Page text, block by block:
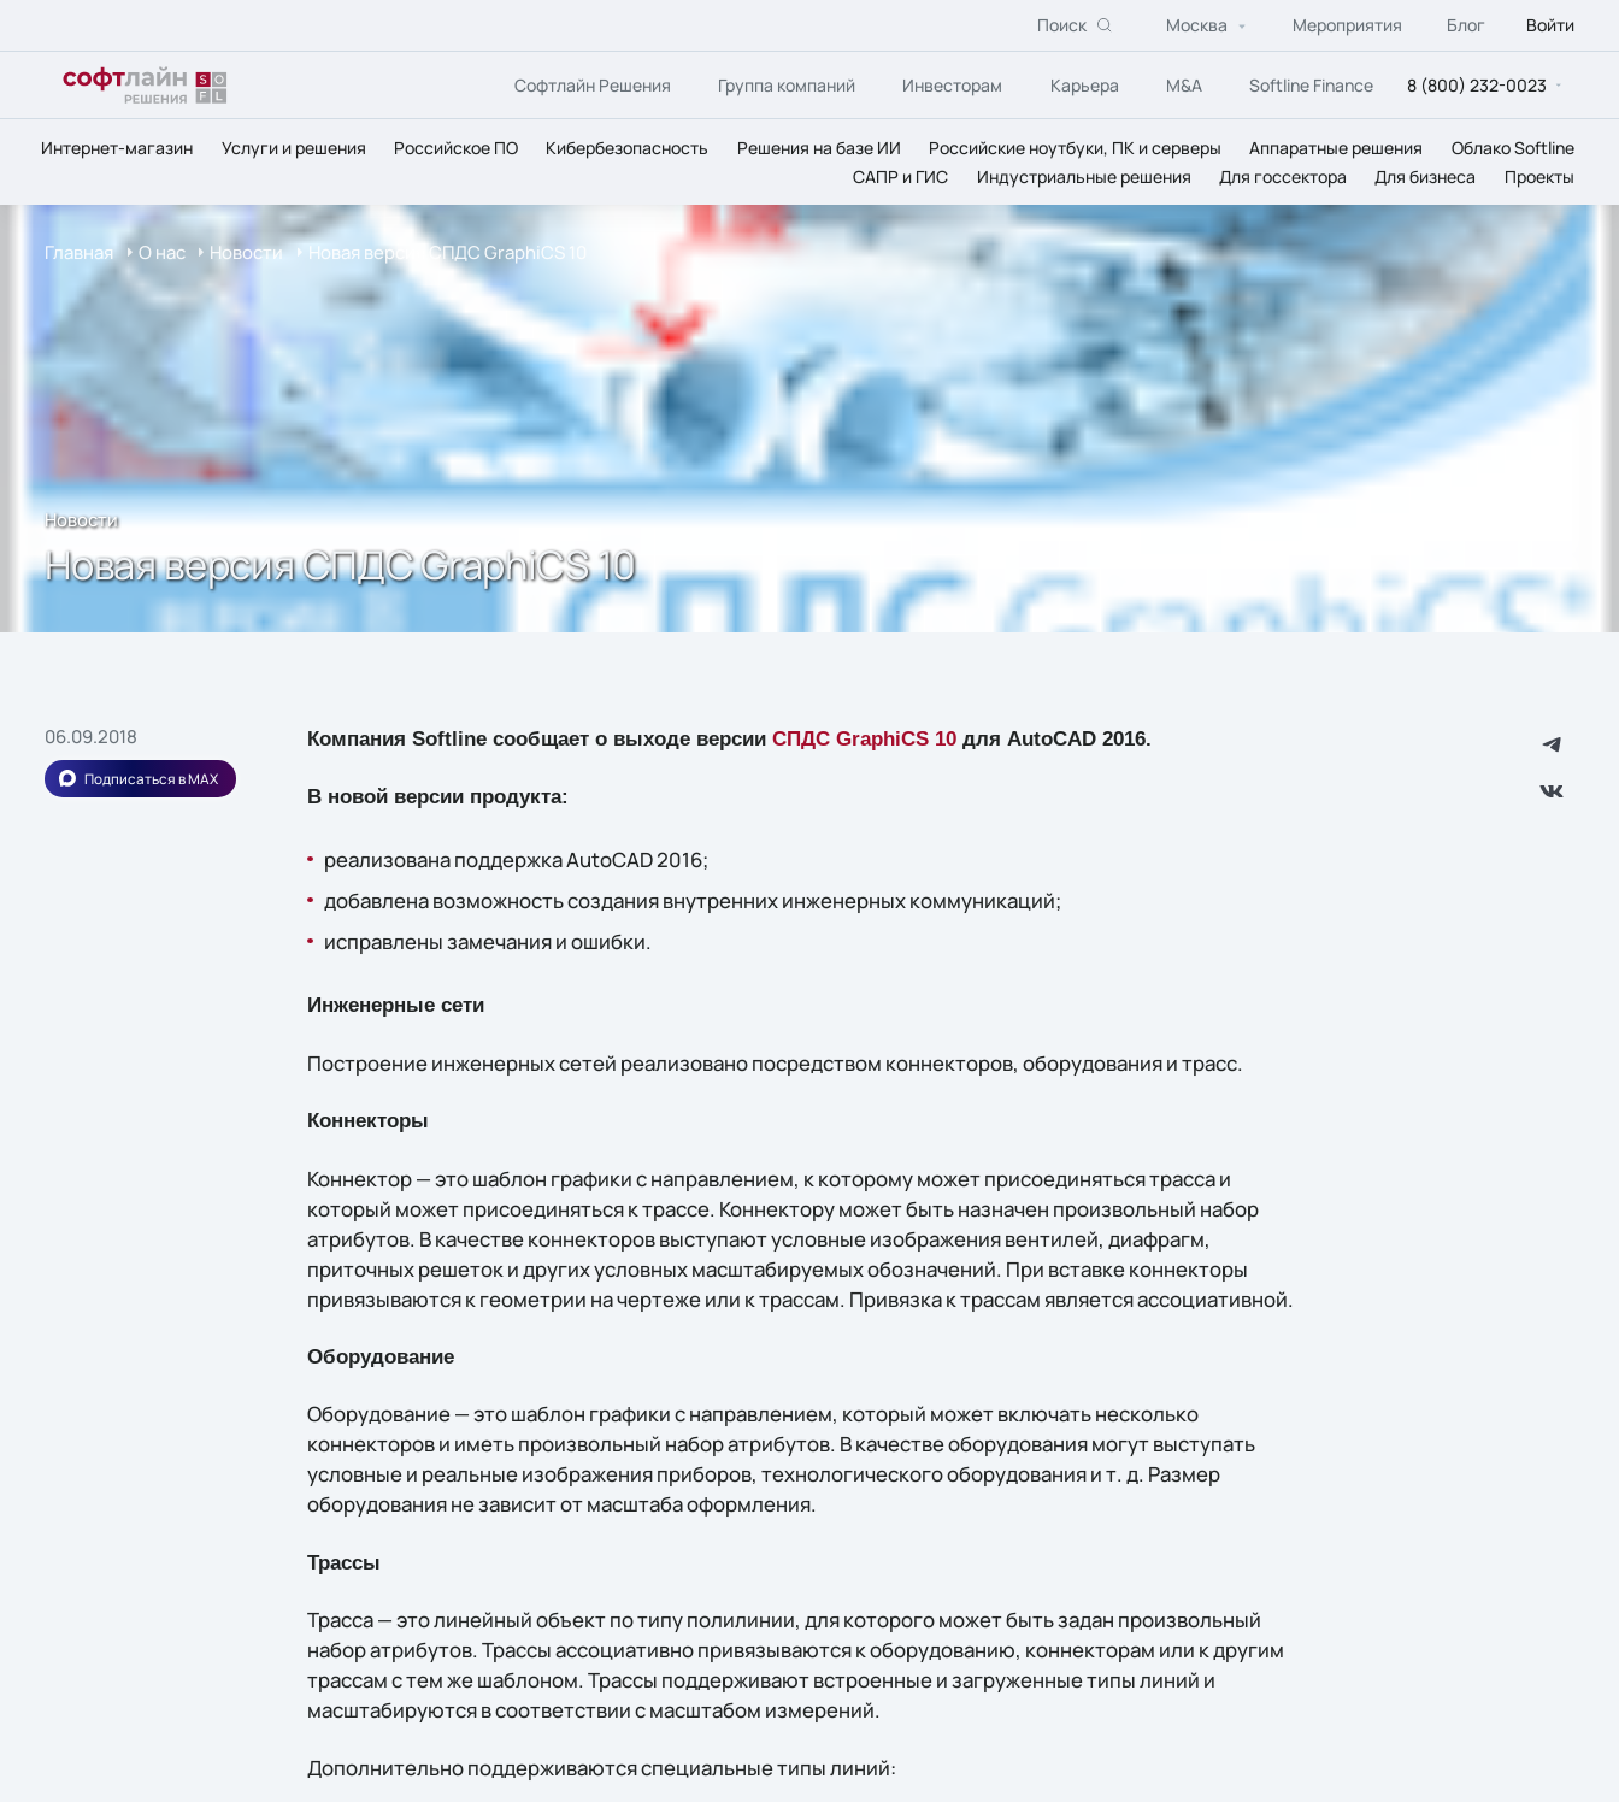
Поиск Москва Мероприятия Блог Войти
Софтлайн Решения Группа компаний Инвесторам Карьера M&A Softline Finance 8 (800) 232-0023
Интернет-магазин Услуги и решения Российское ПО Кибербезопасность Решения на базе ИИ Российские ноутбуки, ПК и серверы Аппаратные решения
Облако Softline
САПР и ГИС
Индустриальные решения Для госсектора Для бизнеса Проекты
Главная О нас Новости Новая версия СПДС GraphiCS 10
Новости
Новая версия СПДС GraphiCS 10
06.09.2018
Подписаться в MAX
Компания Softline сообщает о выходе версии СПДС GraphiCS 10для AutoCAD 2016.
В новой версии продукта:
реализована поддержка AutoCAD 2016;
добавлена возможность создания внутренних инженерных коммуникаций;
исправлены замечания и ошибки.
Инженерные сети
Построение инженерных сетей реализовано посредством коннекторов, оборудования и трасс.
Коннекторы
Коннектор — это шаблон графики с направлением, к которому может присоединяться трасса и
который может присоединяться к трассе. Коннектору может быть назначен произвольный набор
атрибутов. В качестве коннекторов выступают условные изображения вентилей, диафрагм,
приточных решеток и других условных масштабируемых обозначений. При вставке коннекторы
привязываются к геометрии на чертеже или к трассам. Привязка к трассам является ассоциативной.
Оборудование
Оборудование — это шаблон графики с направлением, который может включать несколько
коннекторов и иметь произвольный набор атрибутов. В качестве оборудования могут выступать
условные и реальные изображения приборов, технологического оборудования и т. д. Размер
оборудования не зависит от масштаба оформления.
Трассы
Трасса — это линейный объект по типу полилинии, для которого может быть задан произвольный
набор атрибутов. Трассы ассоциативно привязываются к оборудованию, коннекторам или к другим
трассам с тем же шаблоном. Трассы поддерживают встроенные и загруженные типы линий и
масштабируются в соответствии с масштабом измерений.
Дополнительно поддерживаются специальные типы линий: